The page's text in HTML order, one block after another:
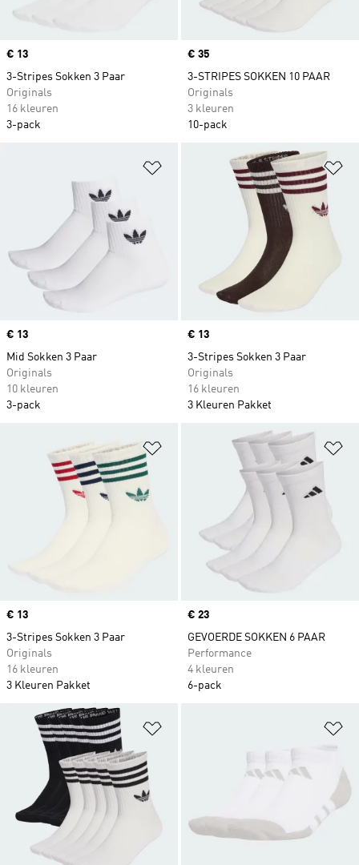
Price
€ 13
3-Stripes Sokken 3 Paar
Originals
16 kleuren
3-pack
Price
€ 35
3-STRIPES SOKKEN 10 PAAR
Originals
3 kleuren
10-pack
Op verlanglijst zetten
Price
€ 13
Mid Sokken 3 Paar
Originals
10 kleuren
3-pack
Price
€ 13
3-Stripes Sokken 3 Paar
Originals
16 kleuren
3 Kleuren Pakket
Op verlanglijst zetten
Price
€ 13
3-Stripes Sokken 3 Paar
Originals
16 kleuren
3 Kleuren Pakket
Price
€ 23
GEVOERDE SOKKEN 6 PAAR
Performance
4 kleuren
6-pack